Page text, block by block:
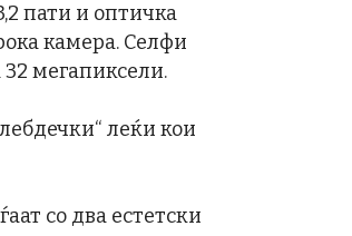
пати и оптичка
камера. Селфи
мегапиксели.
леќи кои
со два естетски